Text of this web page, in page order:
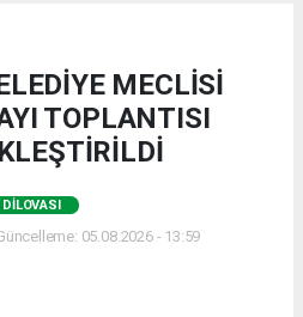
MECLİSİ
TOPLANTISI
DILOVASI
05.08.2026 - 13:59